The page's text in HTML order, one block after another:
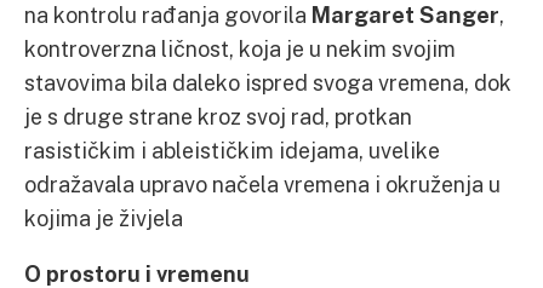
na kontrolu rađanja govorila Margaret Sanger,
kontroverzna ličnost, koja je u nekim svojim
stavovima bila daleko ispred svoga vremena, dok
je s druge strane kroz svoj rad, protkan
rasističkim i ableističkim idejama, uvelike
odražavala upravo načela vremena i okruženja u
kojima je živjela
O prostoru i vremenu